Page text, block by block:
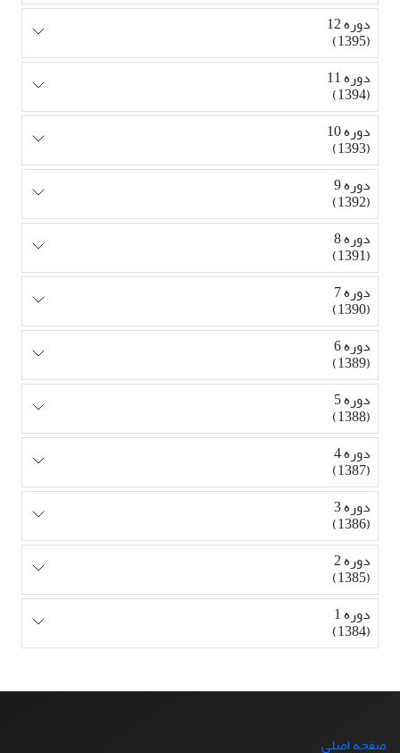
دوره 12
(1395)
دوره 11
(1394)
دوره 10
(1393)
دوره 9
(1392)
دوره 8
(1391)
دوره 7
(1390)
دوره 6
(1389)
دوره 5
(1388)
دوره 4
(1387)
دوره 3
(1386)
دوره 2
(1385)
دوره 1
(1384)
صفحه اصلی